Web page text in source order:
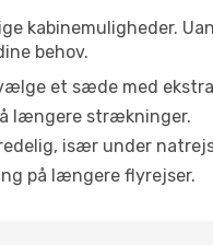
kabinemuligheder.
behov.
et sæde med
længere strækninger.
især under
på længere flyrejser.